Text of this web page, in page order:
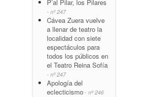
P’al Pilar, los Pilares
- nº 247
Cávea Zuera vuelve
a llenar de teatro la
localidad con siete
espectáculos para
todos los públicos en
el Teatro Reina Sofía
- nº 247
Apología del
eclecticismo - nº 246